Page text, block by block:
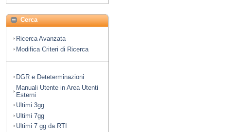
Cerca
Ricerca Avanzata
Modifica Criteri di Ricerca
DGR e Deteterminazioni
Manuali Utente in Area Utenti
Esterni
Ultimi 3gg
Ultimi 7gg
Ultimi 7 gg da RTI